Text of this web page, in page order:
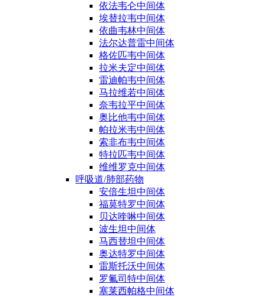
依法韦仑中间体
埃替拉韦中间体
依曲韦林中间体
法尔达普雷中间体
格佐匹韦中间体
拉米夫定中间体
雷迪帕韦中间体
马拉维若中间体
奈韦拉平中间体
奥比他韦中间体
帕拉米韦中间体
索非布韦中间体
特拉匹韦中间体
维维罗克中间体
呼吸道/肺部药物
安倍生坦中间体
福莫特罗中间体
贝达喹啉中间体
波生坦中间体
马西替坦中间体
奥达特罗中间体
雷斯托沃中间体
罗氟司特中间体
塞莱西帕格中间体